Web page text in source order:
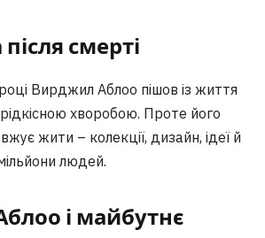
смерті
Вирджил Аблоо пішов із життя
хворобою. Проте його
жити – колекції, дизайн, ідеї й
людей.
і майбутнє